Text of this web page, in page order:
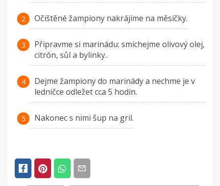
Očištěné žampiony nakrájíme na měsíčky.
Připravme si marinádu: smíchejme olivový olej,
citrón, sůl a bylinky..
Dejme žampiony do marinády a nechme je v
ledničce odležet cca 5 hodin.
Nakonec s nimi šup na gril.